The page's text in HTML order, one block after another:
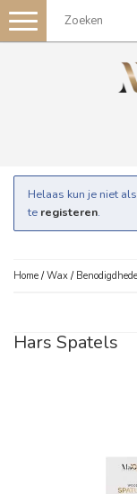
Toggle
navigation
Helaas kun je niet
te registeren.
Home /Wax /
Hars Spatels